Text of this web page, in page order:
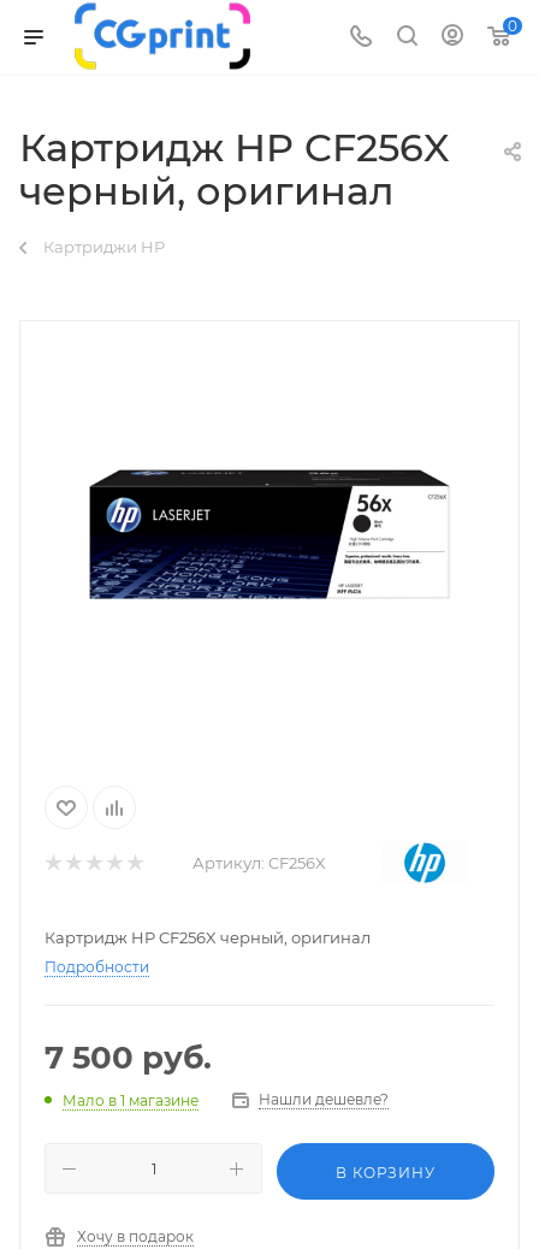
0
Картридж HP CF256X
черный, оригинал
Картриджи HP
Артикул: CF256X
Картридж HP CF256X черный, оригинал
Подробности
7 500 руб.
Мало в 1 магазине Нашли дешевле?
В КОРЗИНУ
Хочу в подарок